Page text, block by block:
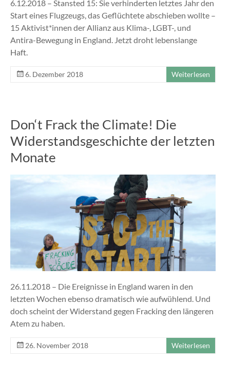
6.12.2018 – Stansted 15: Sie verhinderten letztes Jahr den
Start eines Flugzeugs, das Geflüchtete abschieben wollte –
15 Aktivist*innen der Allianz aus Klima-, LGBT-, und
Antira-Bewegung in England. Jetzt droht lebenslange
Haft.
6. Dezember 2018 Weiterlesen
Don‘t Frack the Climate! Die
Widerstandsgeschichte der letzten
Monate
26.11.2018 – Die Ereignisse in England waren in den
letzten Wochen ebenso dramatisch wie aufwühlend. Und
doch scheint der Widerstand gegen Fracking den längeren
Atem zu haben.
26. November 2018 Weiterlesen